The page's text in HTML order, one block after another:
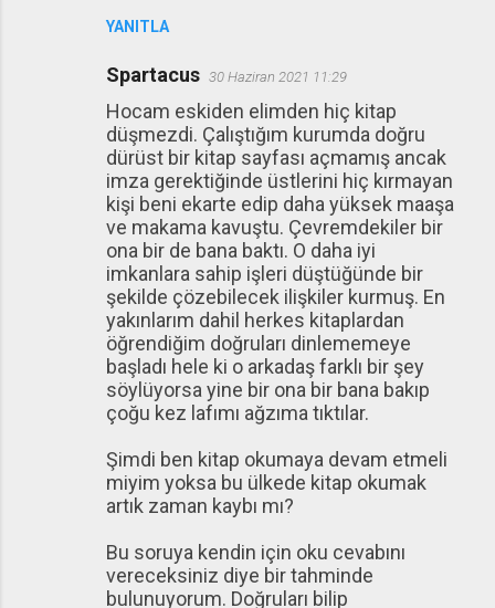
YANITLA
Spartacus 30 Haziran 2021 11:29
Hocam eskiden elimden hiç kitap
düşmezdi. Çalıştığım kurumda doğru
dürüst bir kitap sayfası açmamış ancak
imza gerektiğinde üstlerini hiç kırmayan
kişi beni ekarte edip daha yüksek maaşa
ve makama kavuştu. Çevremdekiler bir
ona bir de bana baktı. O daha iyi
imkanlara sahip işleri düştüğünde bir
şekilde çözebilecek ilişkiler kurmuş. En
yakınlarım dahil herkes kitaplardan
öğrendiğim doğruları dinlememeye
başladı hele ki o arkadaş farklı bir şey
söylüyorsa yine bir ona bir bana bakıp
çoğu kez lafımı ağzıma tıktılar.
Şimdi ben kitap okumaya devam etmeli
miyim yoksa bu ülkede kitap okumak
artık zaman kaybı mı?
Bu soruya kendin için oku cevabını
vereceksiniz diye bir tahminde
bulunuyorum. Doğruları bilip